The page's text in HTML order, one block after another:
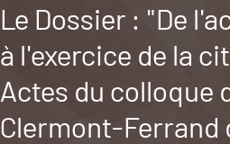
Le Dossier : "De
à l'exercice de la
Actes du colloque
Clermont-Ferrand